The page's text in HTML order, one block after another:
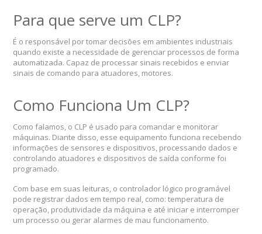
Para que serve um CLP?
É o responsável por tomar decisões em ambientes industriais
quando existe a necessidade de gerenciar processos de forma
automatizada. Capaz de processar sinais recebidos e enviar
sinais de comando para atuadores, motores.
Como Funciona Um CLP?
Como falamos, o CLP é usado para comandar e monitorar
máquinas. Diante disso, esse equipamento funciona recebendo
informações de sensores e dispositivos, processando dados e
controlando atuadores e dispositivos de saída conforme foi
programado.
Com base em suas leituras, o controlador lógico programável
pode registrar dados em tempo real, como: temperatura de
operação, produtividade da máquina e até iniciar e interromper
um processo ou gerar alarmes de mau funcionamento.